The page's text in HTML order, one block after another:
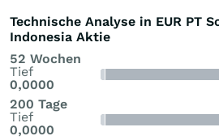
Technische Analyse in EUR PT
Indonesia Aktie
52 Wochen
Tief
0,0000
200 Tage
Tief
0,0000